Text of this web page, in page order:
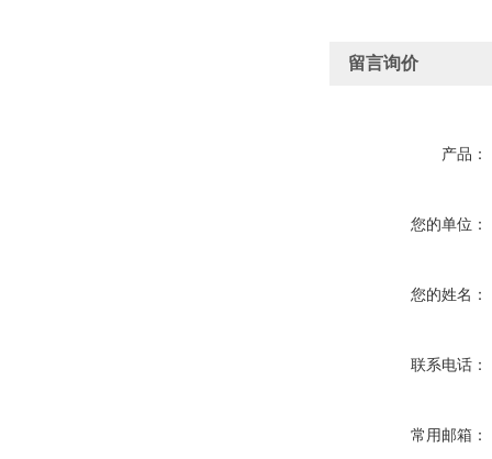
留言询价
产品：
您的单位：
您的姓名：
联系电话：
常用邮箱：